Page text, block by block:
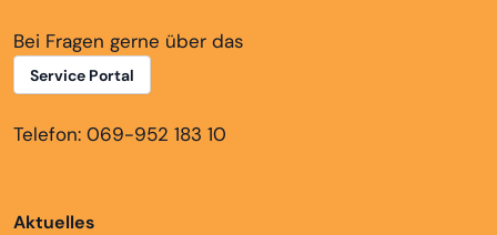
Bei Fragen gerne über das
Service Portal
Telefon: 069-952 183 10
Aktuelles